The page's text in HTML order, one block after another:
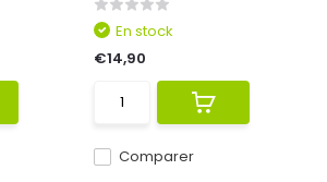
Comparer
En stock
€14,90